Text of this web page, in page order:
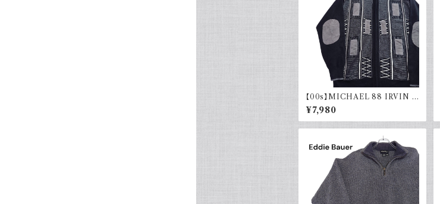
【00s】MICHAEL 88 IRVIN デ
ザインニット ジップアップ エルボ
ーパッチ 古着 レトロ モード アクリ
ル
¥7,980